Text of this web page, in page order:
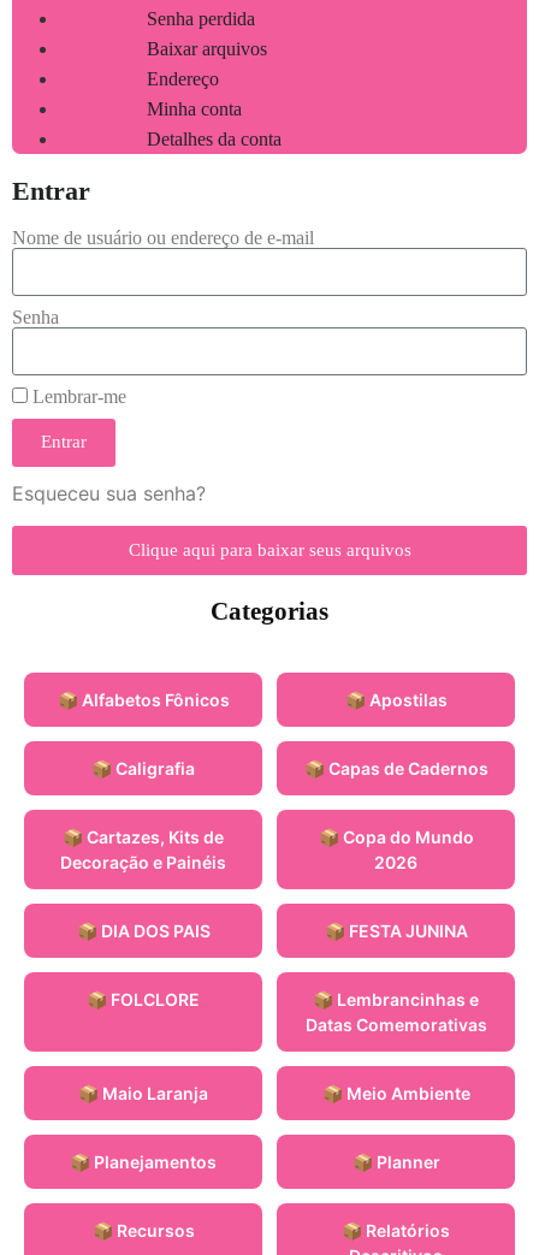
Senha perdida
Baixar arquivos
Endereço
Minha conta
Detalhes da conta
Entrar
Nome de usuário ou endereço de e-mail
Senha
Lembrar-me
Entrar
Esqueceu sua senha?
Clique aqui para baixar seus arquivos
Categorias
📦 Alfabetos Fônicos 📦 Apostilas
📦 Caligrafia 📦 Capas de Cadernos
📦 Cartazes, Kits de
Decoração e Painéis
📦 Copa do Mundo
2026
📦 DIA DOS PAIS 📦 FESTA JUNINA
📦 FOLCLORE
📦 Lembrancinhas e
Datas Comemorativas
📦 Maio Laranja 📦 Meio Ambiente
📦 Planejamentos 📦 Planner
📦 Recursos
📦 Relatórios